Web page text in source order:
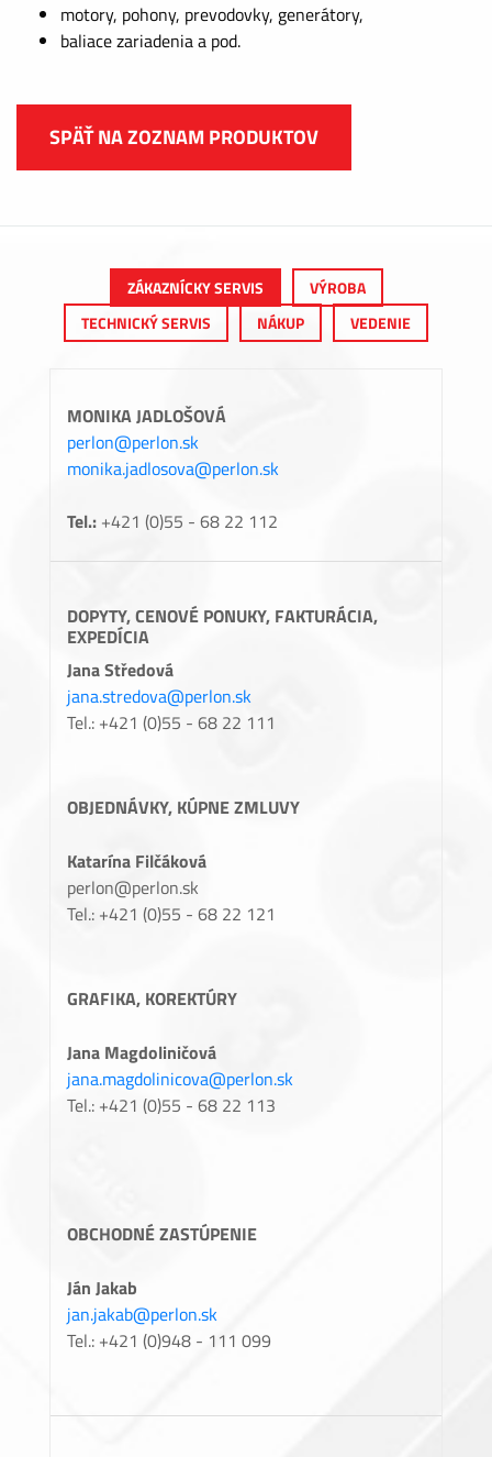
motory, pohony, prevodovky, generátory,
baliace zariadenia a pod.
SPÄŤ NA ZOZNAM PRODUKTOV
ZÁKAZNÍCKY SERVIS
VÝROBA
TECHNICKÝ SERVIS
NÁKUP VEDENIE
MONIKA JADLOŠOVÁ
perlon@perlon.sk
monika.jadlosova@perlon.sk
Tel.: +421 (0)55 - 68 22 112
DOPYTY, CENOVÉ PONUKY, FAKTURÁCIA,
EXPEDÍCIA
Jana Středová
jana.stredova@perlon.sk
Tel.: +421 (0)55 - 68 22 111
OBJEDNÁVKY, KÚPNE ZMLUVY
Katarína Filčáková
perlon@perlon.sk
Tel.: +421 (0)55 - 68 22 121
GRAFIKA, KOREKTÚRY
Jana Magdoliničová
jana.magdolinicova@perlon.sk
Tel.: +421 (0)55 - 68 22 113
OBCHODNÉ ZASTÚPENIE
Ján Jakab
jan.jakab@perlon.sk
Tel.: +421 (0)948 - 111 099